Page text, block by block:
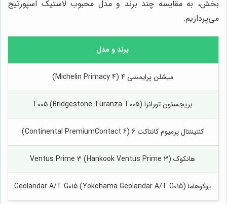
بخش، به مقایسه چند برند و مدل محبوب لاستیک اسپورتیج
می‌پردازیم:
برند و مدل
میشلن پرایمسی 4 (Michelin Primacy 4)
بریجستون تورانزا T005 (Bridgestone Turanza T005)
کنتیننتال پرمیوم کانتاکت 6 (Continental PremiumContact 6)
هانکوک Ventus Prime 3 (Hankook Ventus Prime 3)
یوکوهاما Geolandar A/T G015 (Yokohama Geolandar A/T G015)